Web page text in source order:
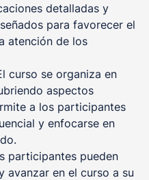
detalladas y
para favorecer el
atención de los
curso se organiza en
aspectos
a los participantes
y enfocarse en
participantes pueden
avanzar en el curso a su